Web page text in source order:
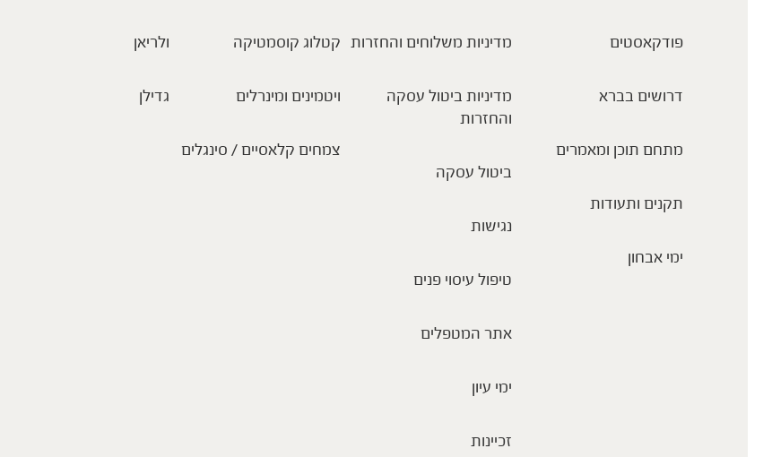
פודקאסטים
דרושים בברא
מתחם תוכן ומאמרים
תקנים ותעודות
ימי אבחון
מדיניות משלוחים והחזרות
מדיניות ביטול עסקה
והחזרות
ביטול עסקה
נגישות
טיפול עיסוי פנים
אתר המטפלים
ימי עיון
זכיינות
קטלוג קוסמטיקה
ויטמינים ומינרלים
צמחים קלאסיים / סינגלים
ולריאן
גדילן